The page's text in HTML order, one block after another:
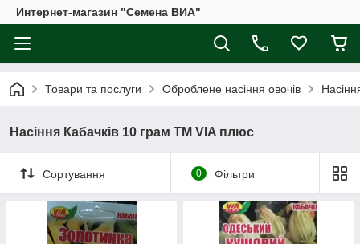
Интернет-магазин "Семена ВИА"
Товари та послуги Оброблене насіння овочів
Насіння Кабачків 10 грам ТМ VIA плюс
Сортування 0 Фільтри